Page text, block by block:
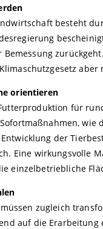
besteht
aber
orientieren
für
wie
der
Eine wirkungsvolle
einzelbetriebliche
zugleich
auf die